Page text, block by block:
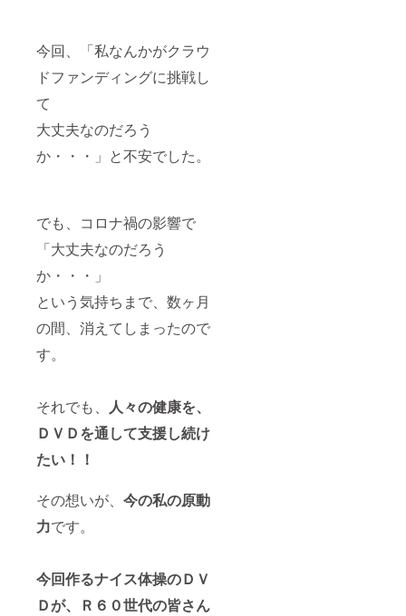
今回、「私なんかがクラウ
ドファンディングに挑戦し
て
大丈夫なのだろう
か・・・」と不安でした。
でも、コロナ禍の影響で
「大丈夫なのだろう
か・・・」
という気持ちまで、数ヶ月
の間、消えてしまったので
す。
それでも、
人々の健康を、
ＤＶＤを通して支援し続け
たい！！
その想いが、 今の私の原動
力です。
今回作るナイス体操のＤＶ
Ｄが、Ｒ６０世代の皆さん